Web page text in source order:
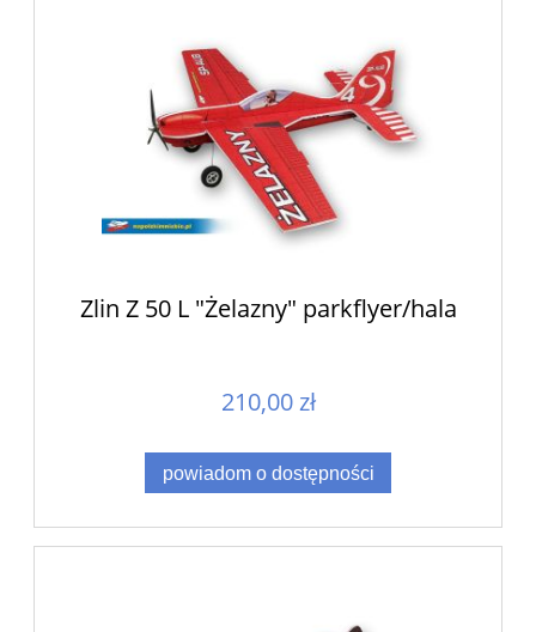
Zlin Z 50 L "Żelazny" parkflyer/hala
210,00 zł
powiadom o dostępności